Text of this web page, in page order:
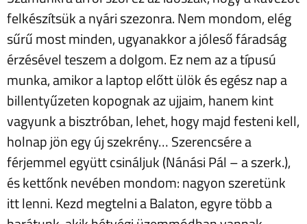
felkészítsük a nyári szezonra. Nem mondom, elég
sűrű most minden, ugyanakkor a jóleső fáradság
érzésével teszem a dolgom. Ez nem az a típusú
munka, amikor a laptop előtt ülök és egész nap a
billentyűzeten kopognak az ujjaim, hanem kint
vagyunk a bisztróban, lehet, hogy majd festeni kell,
holnap jön egy új szekrény… Szerencsére a
férjemmel együtt csináljuk (Nánási Pál – a szerk.),
és kettőnk nevében mondom: nagyon szeretünk
itt lenni. Kezd megtelni a Balaton, egyre több a